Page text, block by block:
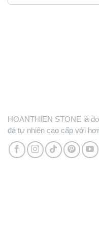
HOANTHIEN STONE là
đá tự nhiên cao cấp với